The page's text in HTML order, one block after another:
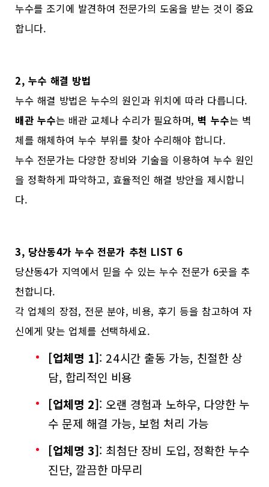
누수를 조기에 발견하여 전문가의 도움을 받는 것이 중요
합니다.
2, 누수 해결 방법
누수 해결 방법은 누수의 원인과 위치에 따라 다릅니다.
배관 누수는 배관 교체나 수리가 필요하며, 벽 누수는 벽
체를 해체하여 누수 부위를 찾아 수리해야 합니다.
누수 전문가는 다양한 장비와 기술을 이용하여 누수 원인
을 정확하게 파악하고, 효율적인 해결 방안을 제시합니
다.
3, 당산동4가 누수 전문가 추천 LIST 6
당산동4가 지역에서 믿을 수 있는 누수 전문가 6곳을 추
천합니다.
각 업체의 장점, 전문 분야, 비용, 후기 등을 참고하여 자
신에게 맞는 업체를 선택하세요.
[업체명 1]: 24시간 출동 가능, 친절한 상
담, 합리적인 비용
[업체명 2]: 오랜 경험과 노하우, 다양한 누
수 문제 해결 가능, 보험 처리 가능
[업체명 3]: 최첨단 장비 도입, 정확한 누수
진단, 깔끔한 마무리